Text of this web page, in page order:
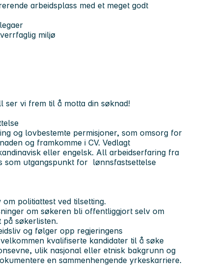
arbeidsplass med et meget godt
miljø
vi frem til å motta din søknad!
og lovbestemte permisjoner, som omsorg for
og framkomme i CV. Vedlagt
eller engelsk. All arbeidserfaring fra
som utgangspunkt for lønnsfastsettelse
politiattest ved tilsetting.
om søkeren bli offentliggjort selv om
søkerlisten.
og følger opp regjeringens
kvalifiserte kandidater til å søke
ulik nasjonal eller etnisk bakgrunn og
en sammenhengende yrkeskarriere.